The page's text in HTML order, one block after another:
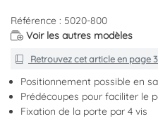
Référence : 5020-800
Voir les autres modèles
Retrouvez cet article en page
Positionnement possible en
Prédécoupes pour faciliter le
Fixation de la porte par 4 vis